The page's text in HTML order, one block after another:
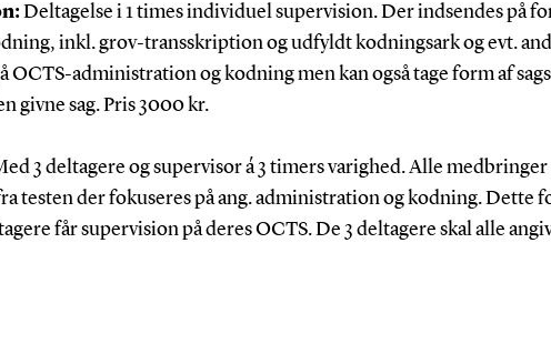
Deltagelse i 1 times individuel supervision. Der indsendes på
inkl. grov-transskription og udfyldt kodningsark og evt.
OCTS-administration og kodning men kan også tage form af
givne sag. Pris 3000 kr.
3 deltagere og supervisor á 3 timers varighed. Alle
testen der fokuseres på ang. administration og kodning. Dette
får supervision på deres OCTS. De 3 deltagere skal alle